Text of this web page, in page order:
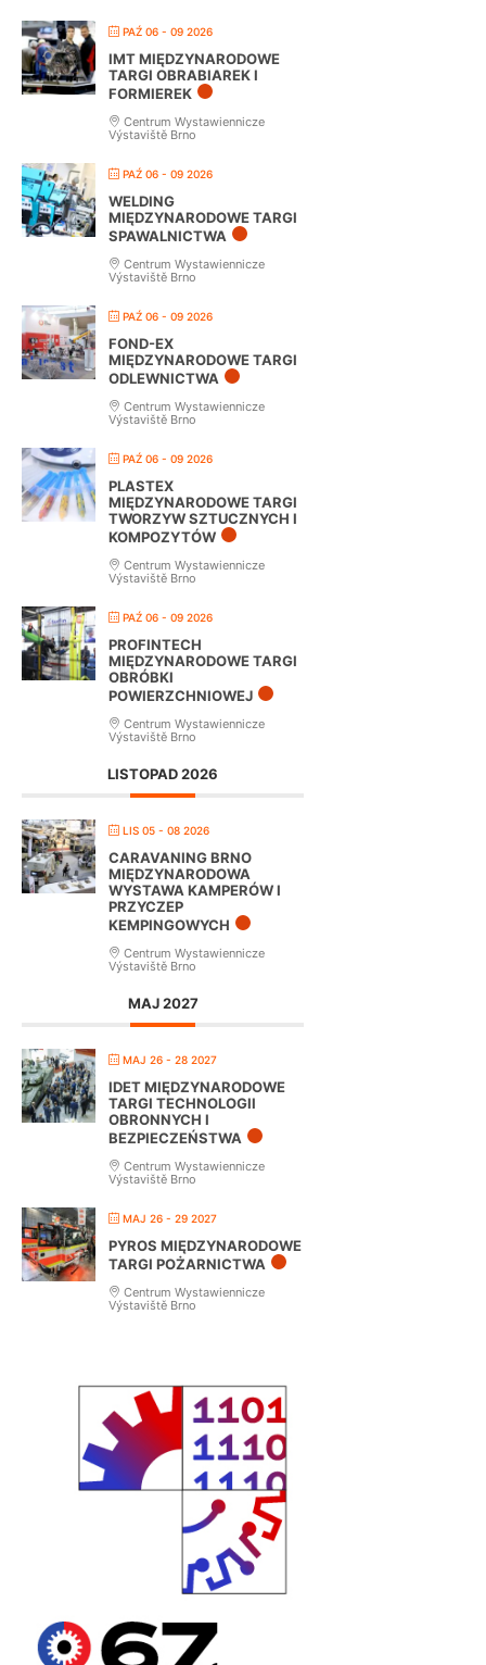
PAŹ 06 - 09 2026
IMT MIĘDZYNARODOWE
TARGI OBRABIAREK I
FORMIEREK
Centrum Wystawiennicze
Výstaviště Brno
PAŹ 06 - 09 2026
WELDING
MIĘDZYNARODOWE TARGI
SPAWALNICTWA
Centrum Wystawiennicze
Výstaviště Brno
PAŹ 06 - 09 2026
FOND-EX
MIĘDZYNARODOWE TARGI
ODLEWNICTWA
Centrum Wystawiennicze
Výstaviště Brno
PAŹ 06 - 09 2026
PLASTEX
MIĘDZYNARODOWE TARGI
TWORZYW SZTUCZNYCH I
KOMPOZYTÓW
Centrum Wystawiennicze
Výstaviště Brno
PAŹ 06 - 09 2026
PROFINTECH
MIĘDZYNARODOWE TARGI
OBRÓBKI
POWIERZCHNIOWEJ
Centrum Wystawiennicze
Výstaviště Brno
LISTOPAD 2026
LIS 05 - 08 2026
CARAVANING BRNO
MIĘDZYNARODOWA
WYSTAWA KAMPERÓW I
PRZYCZEP
KEMPINGOWYCH
Centrum Wystawiennicze
Výstaviště Brno
MAJ 2027
MAJ 26 - 28 2027
IDET MIĘDZYNARODOWE
TARGI TECHNOLOGII
OBRONNYCH I
BEZPIECZEŃSTWA
Centrum Wystawiennicze
Výstaviště Brno
MAJ 26 - 29 2027
PYROS MIĘDZYNARODOWE
TARGI POŻARNICTWA
Centrum Wystawiennicze
Výstaviště Brno